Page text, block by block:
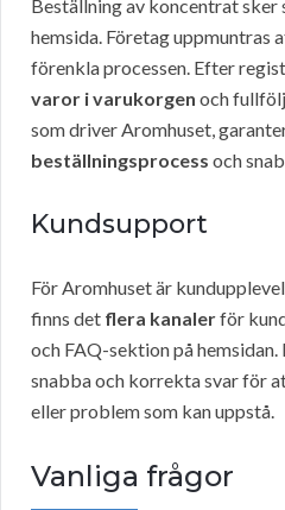
Beställning av koncentrat
hemsida. Företag
förenkla processen. Efter
varor i varukorgen och
som driver Aromhuset,
beställningsprocess och
Kundsupport
För Aromhuset är
finns det flera kanalerför
och FAQ-sektion på
snabba och korrekta svar för
eller problem som kan uppstå.
Vanliga frågor